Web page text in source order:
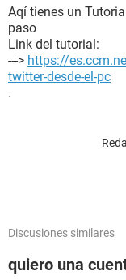
Aqí tienes un
paso
Link del tutorial:
---> https://
twitter-desde-el-pc
.
Discusiones similares
quiero una